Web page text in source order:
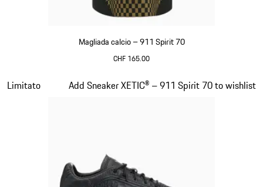
Magliada calcio – 911 Spirit 70
CHF 165.00
Limitato Add Sneaker XETIC® – 911 Spirit 70 to wishlist
Diapositiva 5 di 8